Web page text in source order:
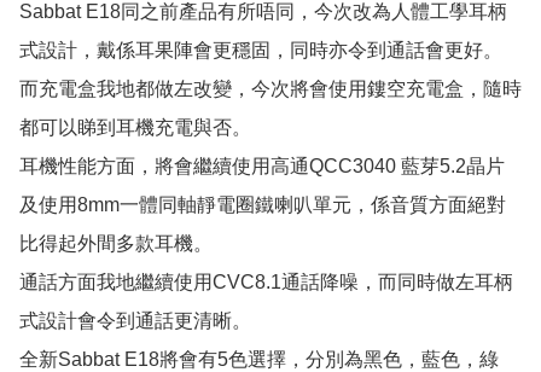
Sabbat E18同之前產品有所唔同，今次改為人體工學耳柄
式設計，戴係耳果陣會更穩固，同時亦令到通話會更好。
而充電盒我地都做左改變，今次將會使用鏤空充電盒，隨時
都可以睇到耳機充電與否。
耳機性能方面，將會繼續使用高通QCC3040 藍芽5.2晶片
及使用8mm一體同軸靜電圈鐵喇叭單元，係音質方面絕對
比得起外間多款耳機。
通話方面我地繼續使用CVC8.1通話降噪，而同時做左耳柄
式設計會令到通話更清晰。
全新Sabbat E18將會有5色選擇，分別為黑色，藍色，綠